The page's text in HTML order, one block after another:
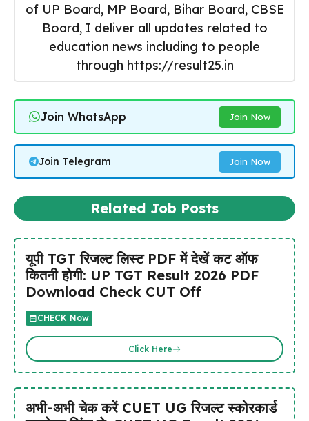
of UP Board, MP Board, Bihar Board, CBSE
Board, I deliver all updates related to
education news including to people
through https://result25.in
Join WhatsApp Join Now
Join Telegram Join Now
Related Job Posts
यूपी TGT रिजल्ट लिस्ट PDF में देखें कट ऑफ
कितनी होगी: UP TGT Result 2026 PDF
Download Check CUT Off
CHECK Now
Click Here
अभी-अभी चेक करें CUET UG रिजल्ट स्कोरकार्ड